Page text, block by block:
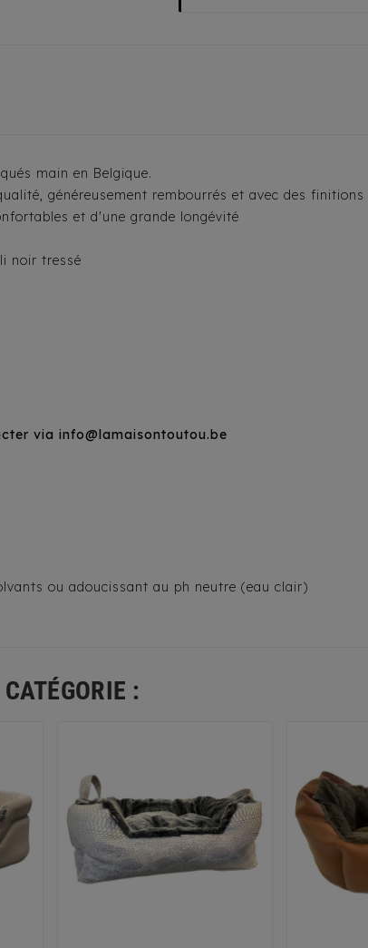
main en Belgique.
généreusement rembourrés et avec des
et d'une grande longévité
noir tressé
via info@lamaisontoutou.be
ou adoucissant au ph neutre (eau clair)
: